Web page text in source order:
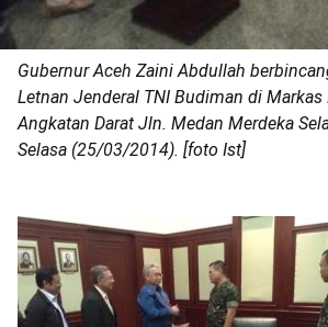
Gubernur Aceh Zaini Abdullah
Letnan Jenderal TNI Budiman di Markas
Angkatan Darat Jln. Medan Merdeka
Selasa (25/03/2014). [foto Ist]